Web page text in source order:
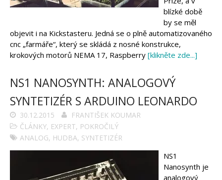
blízké době
by se měl
objevit i na Kickstasteru. Jedná se o plně automatizovaného
cnc „farmáře“, který se skládá z nosné konstrukce,
krokových motorů NEMA 17, Raspberry [klikněte zde...]
NS1 NANOSYNTH: ANALOGOVÝ
SYNTETIZÉR S ARDUINO LEONARDO
30.12.2015
FRANTIŠEK KOUMAR
ČLÁNKY, EXPERT, POKROČILÝ
ANALOG, HUDBA, SYNTETIZÉR
NS1
Nanosynth je
analogový